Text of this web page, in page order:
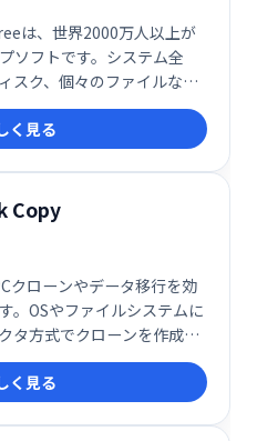
は、世界2000万人以上が
ソフトです。システム全
スク、個々のファイルな
作成・復元できます。シス
ン機能も搭載し、データ損
全で使いやすい操作性で、
ります。
く見る
Copy
クローンやデータ移行を効
。OSやファイルシステムに
タ方式でクローンを作成
致することを保証します。
ータを新しいドライブに移
く見る